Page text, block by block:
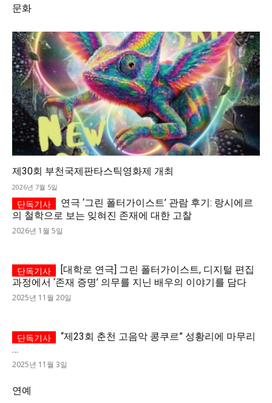
문화
제30회 부천국제판타스틱영화제 개최
2026년 7월 5일
연극 ‘그린 폴터가이스트’ 관람 후기: 랑시에르
의 철학으로 보는 잊혀진 존재에 대한 고찰
2026년 1월 5일
[대학로 연극] 그린 폴터가이스트, 디지털 편집
과정에서 ‘존재 증명’ 의무를 지닌 배우의 이야기를 담다
2025년 11월 20일
“제23회 춘천 고음악 콩쿠르” 성황리에 마무리
…
2025년 11월 3일
연예